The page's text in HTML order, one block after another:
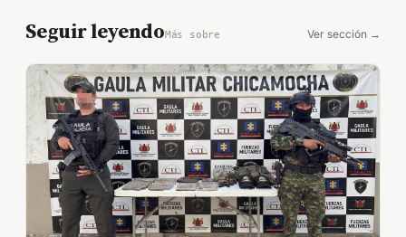
Seguir leyendoMás sobre Ver sección →